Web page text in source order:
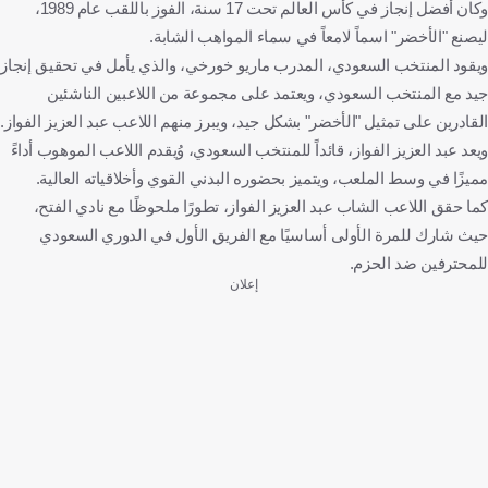
وكان أفضل إنجاز في كأس العالم تحت 17 سنة، الفوز باللقب عام 1989،
ليصنع "الأخضر" اسماً لامعاً في سماء المواهب الشابة.
ويقود المنتخب السعودي، المدرب ماريو خورخي، والذي يأمل في تحقيق إنجاز
جيد مع المنتخب السعودي، ويعتمد على مجموعة من اللاعبين الناشئين
القادرين على تمثيل "الأخضر" بشكل جيد، ويبرز منهم اللاعب عبد العزيز الفواز.
ويعد عبد العزيز الفواز، قائداً للمنتخب السعودي، وُيقدم اللاعب الموهوب أداءً
مميزًا في وسط الملعب، ويتميز بحضوره البدني القوي وأخلاقياته العالية.
كما حقق اللاعب الشاب عبد العزيز الفواز، تطورًا ملحوظًا مع نادي الفتح،
حيث شارك للمرة الأولى أساسيًا مع الفريق الأول في الدوري السعودي
للمحترفين ضد الحزم.
إعلان